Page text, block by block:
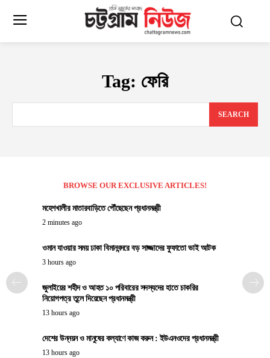
Tag: ফেরি
SEARCH
BROWSE OUR EXCLUSIVE ARTICLES!
মহেশখালীর মাতারবাড়িতে পৌঁছেছেন প্রধানমন্ত্রী
2 minutes ago
ওমান যাওয়ার সময় ঢাকা বিমানবন্দরে বড় সাজ্জাদের ফুফাতো ভাই আটক
3 hours ago
জুলাইয়ের শহীদ ও আহত ১০ পরিবারের সদস্যদের হাতে চাকরির
নিয়োগপত্র তুলে দিয়েছেন প্রধানমন্ত্রী
13 hours ago
দেশের উন্নয়ন ও মানুষের কল্যাণে কাজ করুন : ইউএনওদের প্রধানমন্ত্রী
13 hours ago